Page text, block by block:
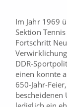
Im Jahr 1969
Sektion
Fortschritt
DDR-
einen konnte
650-Jahr-
bescheidenen